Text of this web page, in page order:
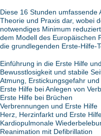
Diese 16 Stunden umfassende
Theorie und Praxis dar, wobei
notwendiges Minimum
dem Modell des Europäischen
die grundlegenden Erste-Hilfe-
Einführung in die Erste Hilfe
Bewusstlosigkeit und stabile
Atmung, Erstickungsgefahr
Erste Hilfe bei Anlegen von
Erste Hilfe bei Brüchen
Verbrennungen und Erste Hilfe
Herz, Herzinfarkt und Erste
Kardiopulmonale
Reanimation mit Defibrillation